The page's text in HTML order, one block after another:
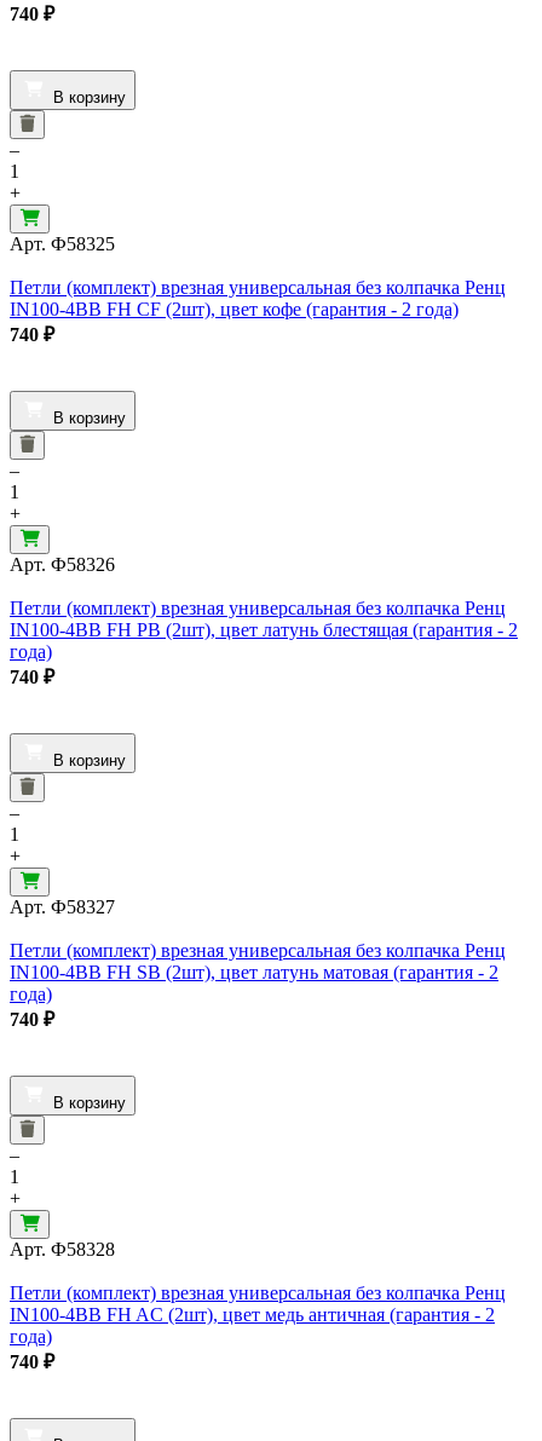
740 ₽
В корзину
–
1
+
Арт. Ф58325
Петли (комплект) врезная универсальная без колпачка Ренц
IN100-4BB FH CF (2шт), цвет кофе (гарантия - 2 года)
740 ₽
В корзину
–
1
+
Арт. Ф58326
Петли (комплект) врезная универсальная без колпачка Ренц
IN100-4BB FH PB (2шт), цвет латунь блестящая (гарантия - 2
года)
740 ₽
В корзину
–
1
+
Арт. Ф58327
Петли (комплект) врезная универсальная без колпачка Ренц
IN100-4BB FH SB (2шт), цвет латунь матовая (гарантия - 2
года)
740 ₽
В корзину
–
1
+
Арт. Ф58328
Петли (комплект) врезная универсальная без колпачка Ренц
IN100-4BB FH AC (2шт), цвет медь античная (гарантия - 2
года)
740 ₽